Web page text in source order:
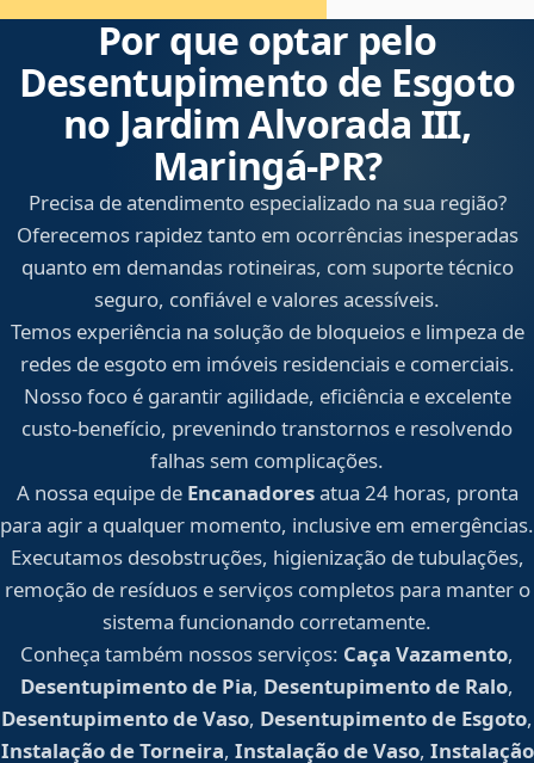
Por que optar pelo
Desentupimento de Esgoto
no Jardim Alvorada III,
Maringá‑PR?
Precisa de atendimento especializado na sua região?
Oferecemos rapidez tanto em ocorrências inesperadas
quanto em demandas rotineiras, com suporte técnico
seguro, confiável e valores acessíveis.
Temos experiência na solução de bloqueios e limpeza de
redes de esgoto em imóveis residenciais e comerciais.
Nosso foco é garantir agilidade, eficiência e excelente
custo-benefício, prevenindo transtornos e resolvendo
falhas sem complicações.
A nossa equipe de Encanadoresatua 24 horas, pronta
para agir a qualquer momento, inclusive em emergências.
Executamos desobstruções, higienização de tubulações,
remoção de resíduos e serviços completos para manter o
sistema funcionando corretamente.
Conheça também nossos serviços: Caça Vazamento,
Desentupimento de Pia, Desentupimento de Ralo,
Desentupimento de Vaso, Desentupimento de Esgoto,
Instalação de Torneira, Instalação de Vaso, Instalação